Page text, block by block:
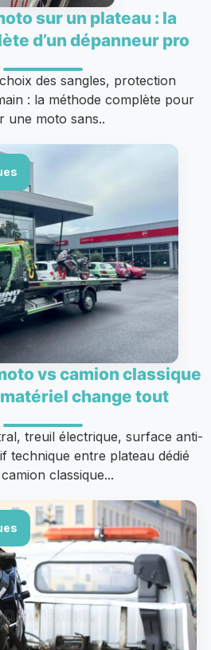
sur un plateau : la
d’un dépanneur pro
des sangles, protection
: la méthode complète pour
une moto sans..
vs camion classique
change tout
treuil électrique, surface anti-
technique entre plateau dédié
classique...